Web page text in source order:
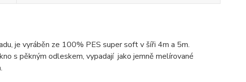
je vyráběn ze 100% PES super soft v šíři 4m a 5m.
s pěkným odleskem, vypadají jako jemně melírované